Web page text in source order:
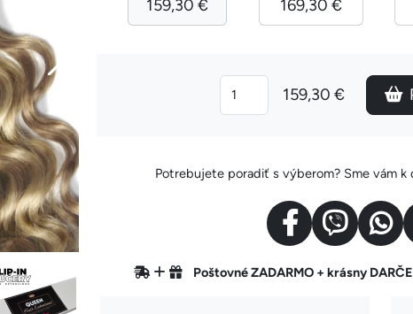
159,30 €
169,30 €
159,30 €
Potrebujete poradiť s výberom? Sme vám k
Poštovné ZADARMO + krásny